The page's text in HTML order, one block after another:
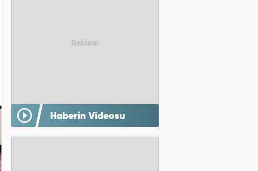
Haberin Videosu